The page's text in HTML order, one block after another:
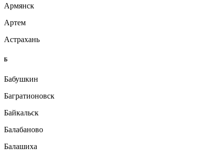
Армянск
Артем
Астрахань
Б
Бабушкин
Багратионовск
Байкальск
Балабаново
Балашиха